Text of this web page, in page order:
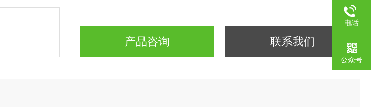
产品咨询 联系我们
电话
公众号